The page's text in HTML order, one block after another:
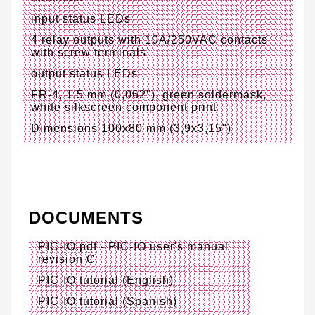
input status LEDs
4 relay outputs with 10A/250VAC contacts
with screw terminals
output status LEDs
FR-4, 1.5 mm (0,062"), green soldermask,
white silkscreen component print
Dimensions 100x80 mm (3,9x3,15")
DOCUMENTS
PIC-IO.pdf- PIC-IO user's manual
revision C
PIC-IO tutorial (English)
PIC-IO tutorial (Spanish)